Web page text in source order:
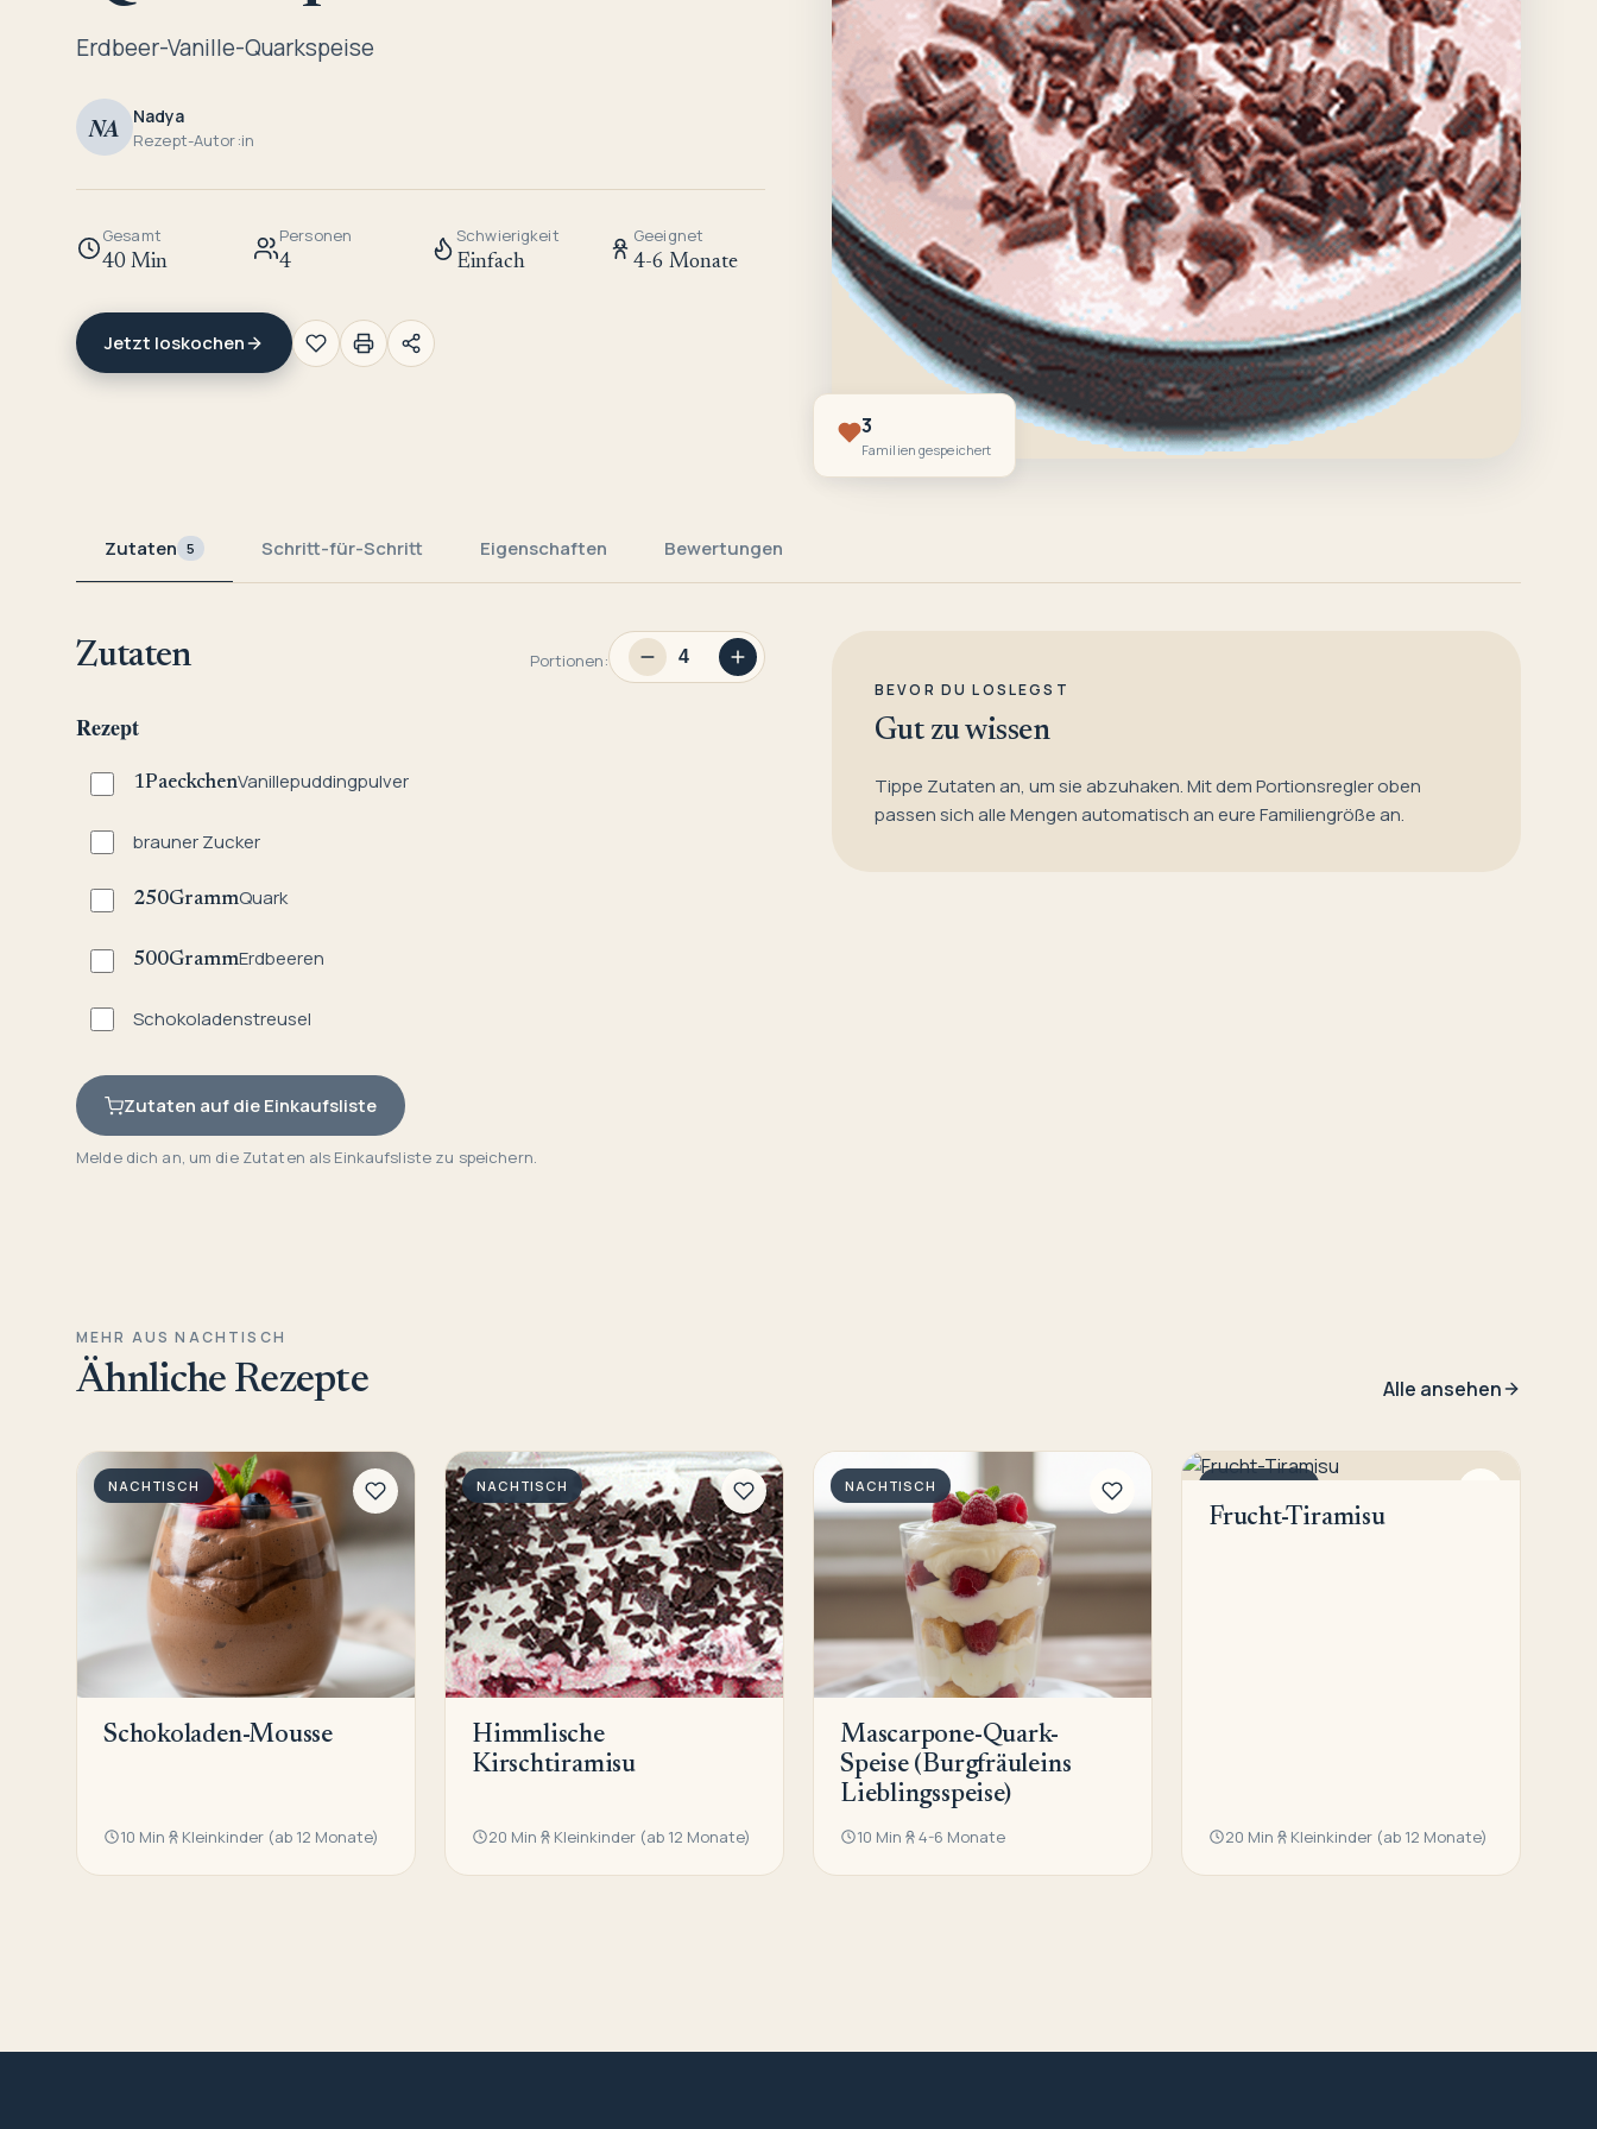
Erdbeer-Vanille-Quarkspeise
NA Nadya
Rezept-Autor:in
Gesamt
40 Min
Personen
4
Schwierigkeit
Einfach
Geeignet
4-6 Monate
Jetzt loskochen
3
Familien gespeichert
Zutaten 5 Schritt-für-Schritt Eigenschaften Bewertungen
Zutaten Portionen:
Rezept
1PaeckchenVanillepuddingpulver
brauner Zucker
250GrammQuark
500GrammErdbeeren
Schokoladenstreusel
Zutaten auf die Einkaufsliste
Melde dich an, um die Zutaten als Einkaufsliste zu speichern.
BEVOR DU LOSLEGST
Gut zu wissen
Tippe Zutaten an, um sie abzuhaken. Mit dem Portionsregler oben
passen sich alle Mengen automatisch an eure Familiengröße an.
MEHR AUS NACHTISCH
Ähnliche Rezepte Alle ansehen
NACHTISCH
Schokoladen-Mousse
10 Min Kleinkinder (ab 12 Monate)
NACHTISCH
Himmlische
Kirschtiramisu
20 Min Kleinkinder (ab 12 Monate)
NACHTISCH
Mascarpone-Quark-
Speise (Burgfräuleins
Lieblingsspeise)
10 Min 4-6 Monate
NACHTISCH
Frucht-Tiramisu
20 Min Kleinkinder (ab 12 Monate)